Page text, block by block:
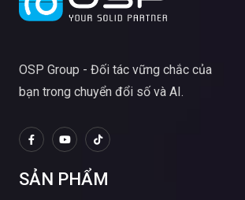
OSP Group - Đối tác vững chắc của
bạn trong chuyển đổi số và AI.
SẢN PHẨM